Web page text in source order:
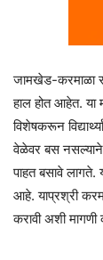
जामखेड-करमाळा
हाल होत आहेत. या
विशेषकरून
वेळेवर बस नसल्याने
पाहत बसावे लागते.
आहे. याप्रश्री
करावी अशी